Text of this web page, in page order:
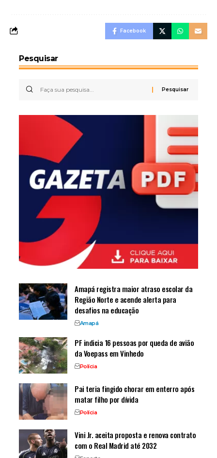
Facebook
Pesquisar
Amapá registra maior atraso escolar da
Região Norte e acende alerta para
desafios na educação
Amapá
PF indicia 16 pessoas por queda de avião
da Voepass em Vinhedo
Polícia
Pai teria fingido chorar em enterro após
matar filho por dívida
Polícia
Vini Jr. aceita proposta e renova contrato
com o Real Madrid até 2032